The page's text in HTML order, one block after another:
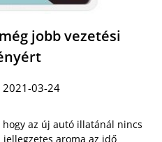
jobb vezetési
2021-03-24
az új autó illatánál nincs
aroma az idő